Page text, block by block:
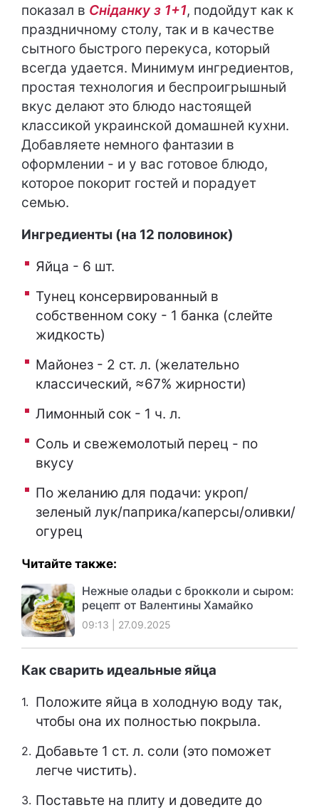
показал в Сніданку з 1+1, подойдут как к
праздничному столу, так и в качестве
сытного быстрого перекуса, который
всегда удается. Минимум ингредиентов,
простая технология и беспроигрышный
вкус делают это блюдо настоящей
классикой украинской домашней кухни.
Добавляете немного фантазии в
оформлении - и у вас готовое блюдо,
которое покорит гостей и порадует
семью.
Ингредиенты (на 12 половинок)
Яйца - 6 шт.
Тунец консервированный в
собственном соку - 1 банка (слейте
жидкость)
Майонез - 2 ст. л. (желательно
классический, ≈67% жирности)
Лимонный сок - 1 ч. л.
Соль и свежемолотый перец - по
вкусу
По желанию для подачи: укроп/
зеленый лук/паприка/каперсы/оливки/
огурец
Читайте также:
Нежные оладьи с брокколи и сыром:
рецепт от Валентины Хамайко
09:13 | 27.09.2025
Как сварить идеальные яйца
Положите яйца в холодную воду так,
чтобы она их полностью покрыла.
Добавьте 1 ст. л. соли (это поможет
легче чистить).
Поставьте на плиту и доведите до